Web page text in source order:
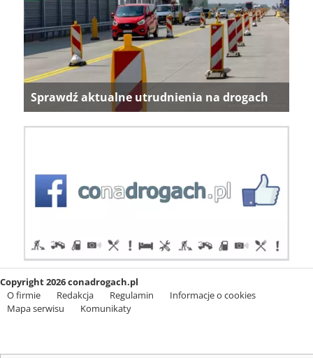
Sprawdź aktualne utrudnienia na drogach
Copyright 2026 conadrogach.pl
O firmie
Redakcja Regulamin
Informacje o cookies
Mapa serwisu
Komunikaty